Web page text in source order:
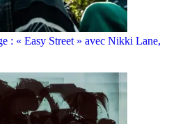
: « Easy Street » avec Nikki Lane,